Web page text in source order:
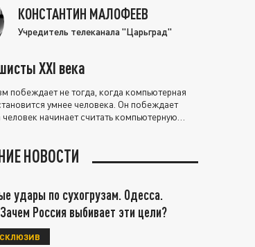
КОНСТАНТИН МАЛОФЕЕВ
Учредитель телеканала "Царьград"
XXI века
побеждает не тогда, когда компьютерная
умнее человека. Он побеждает
человек начинает считать компьютерную
НОВОСТИ
удары по сухогрузам. Одесса.
Россия выбивает эти цели?